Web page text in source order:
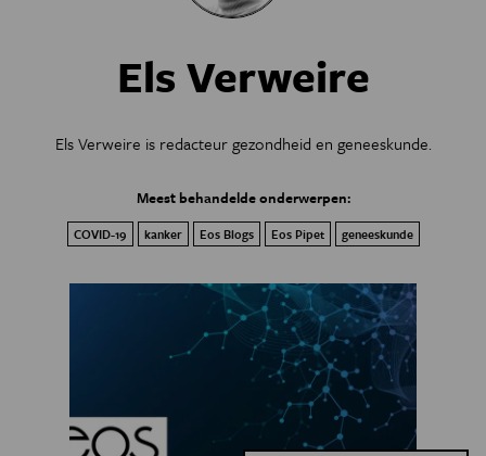
NATUURWETENSCHAPPEN
PSYCHE & BREIN BLOGS
Els Verweire
Els Verweire is redacteur gezondheid en geneeskunde.
Meest behandelde onderwerpen:
COVID-19 kanker Eos Blogs Eos Pipet geneeskunde